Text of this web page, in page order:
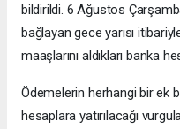
bildirildi. 6 Ağustos
bağlayan gece yarısı
maaşlarını aldıkları banka
Ödemelerin herhangi bir ek
hesaplara yatırılacağı